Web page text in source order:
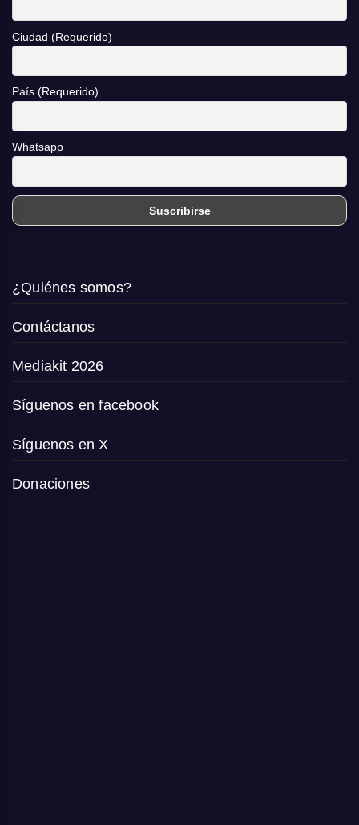
Ciudad (Requerido)
País (Requerido)
Whatsapp
¿Quiénes somos?
Contáctanos
Mediakit 2026
Síguenos en facebook
Síguenos en X
Donaciones